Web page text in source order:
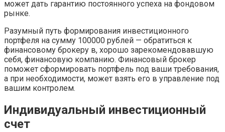
может дать гарантию постоянного успеха на фондовом
рынке.
Разумный путь формирования инвестиционного
портфеля на сумму 100000 рублей — обратиться к
финансовому брокеру в, хорошо зарекомендовавшую
себя, финансовую компанию. Финансовый брокер
поможет сформировать портфель под ваши требования,
а при необходимости, может взять его в управление под
вашим контролем.
Индивидуальный инвестиционный
счет